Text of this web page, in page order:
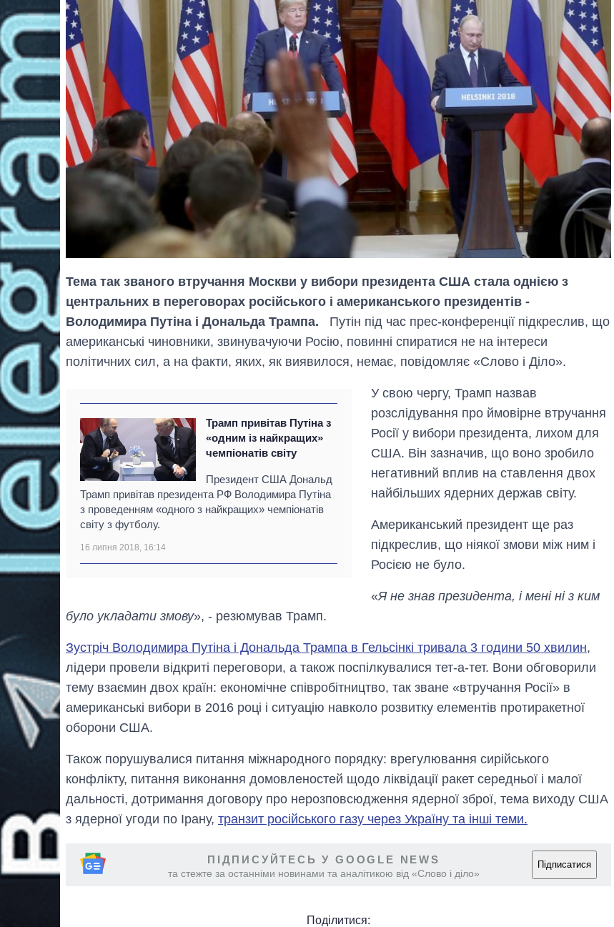
Тема так званого втручання Москви у вибори президента США стала однією з
центральних в переговорах російського і американського президентів -
Володимира Путіна і Дональда Трампа. Путін під час прес-конференції підкреслив, що
американські чиновники, звинувачуючи Росію, повинні спиратися не на інтереси
політичних сил, а на факти, яких, як виявилося, немає, повідомляє «Слово і Діло».
Трамп привітав Путіна з
«одним із найкращих»
чемпіонатів світу
Президент США Дональд
Трамп привітав президента РФ Володимира Путіна
з проведенням «одного з найкращих» чемпіонатів
світу з футболу.
16 липня 2018, 16:14
У свою чергу, Трамп назвав
розслідування про ймовірне втручання
Росії у вибори президента, лихом для
США. Він зазначив, що воно зробило
негативний вплив на ставлення двох
найбільших ядерних держав світу.
Американський президент ще раз
підкреслив, що ніякої змови між ним і
Росією не було.
«Я не знав президента, і мені ні з ким
було укладати змову», - резюмував Трамп.
Зустріч Володимира Путіна і Дональда Трампа в Гельсінкі тривала 3 години 50 хвилин,
лідери провели відкриті переговори, а також поспілкувалися тет-а-тет. Вони обговорили
тему взаємин двох країн: економічне співробітництво, так зване «втручання Росії» в
американські вибори в 2016 році і ситуацію навколо розвитку елементів протиракетної
оборони США.
Також порушувалися питання міжнародного порядку: врегулювання сирійського
конфлікту, питання виконання домовленостей щодо ліквідації ракет середньої і малої
дальності, дотримання договору про нерозповсюдження ядерної зброї, тема виходу США
з ядерної угоди по Ірану, транзит російського газу через Україну та інші теми.
ПІДПИСУЙТЕСЬ У GOOGLE NEWS
та стежте за останніми новинами та аналітикою від «Слово і діло»
Підписатися
Поділитися:
ударів по Україні
рф